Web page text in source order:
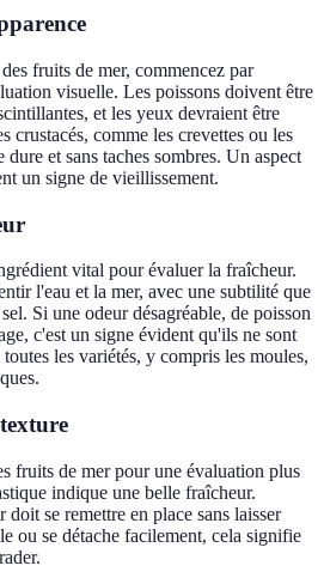
fruits de mer, commencez par
visuelle. Les poissons doivent être
et les yeux devraient être
crustacés, comme les crevettes ou les
dure et sans taches sombres. Un aspect
un signe de vieillissement.
vital pour évaluer la fraîcheur.
l'eau et la mer, avec une subtilité que
Si une odeur désagréable, de poisson
c'est un signe évident qu'ils ne sont
les variétés, y compris les moules,
fruits de mer pour une évaluation plus
indique une belle fraîcheur.
doit se remettre en place sans laisser
ou se détache facilement, cela signifie